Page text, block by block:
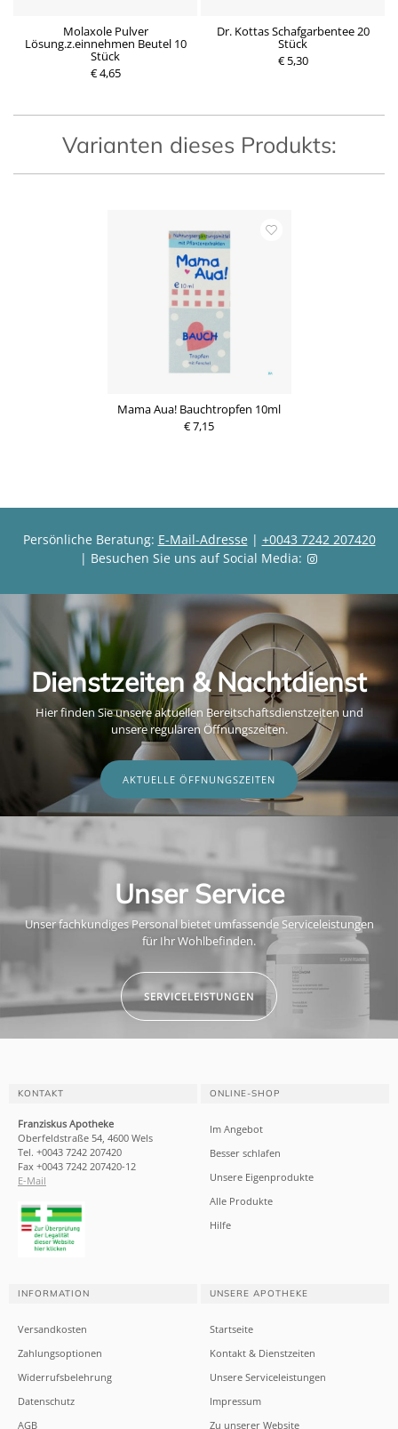
Molaxole Pulver
Lösung.z.einnehmen Beutel 10
Stück
€ 4,65
Dr. Kottas Schafgarbentee 20
Stück
€ 5,30
Varianten dieses Produkts:
Mama Aua! Bauchtropfen 10ml
€ 7,15
Persönliche Beratung: E-Mail-Adresse | +0043 7242 207420
| Besuchen Sie uns auf Social Media:
Dienstzeiten & Nachtdienst
Hier finden Sie unsere aktuellen Bereitschaftsdienstzeiten und
unsere regulären Öffnungszeiten.
AKTUELLE ÖFFNUNGSZEITEN
Unser Service
Unser fachkundiges Personal bietet umfassende Serviceleistungen
für Ihr Wohlbefinden.
SERVICELEISTUNGEN
KONTAKT
Franziskus Apotheke
Oberfeldstraße 54, 4600 Wels
Tel. +0043 7242 207420
Fax +0043 7242 207420-12
E-Mail
ONLINE-SHOP
Im Angebot
Besser schlafen
Unsere Eigenprodukte
Alle Produkte
Hilfe
INFORMATION
Versandkosten
Zahlungsoptionen
Widerrufsbelehrung
Datenschutz
AGB
UNSERE APOTHEKE
Startseite
Kontakt & Dienstzeiten
Unsere Serviceleistungen
Impressum
Zu unserer Website